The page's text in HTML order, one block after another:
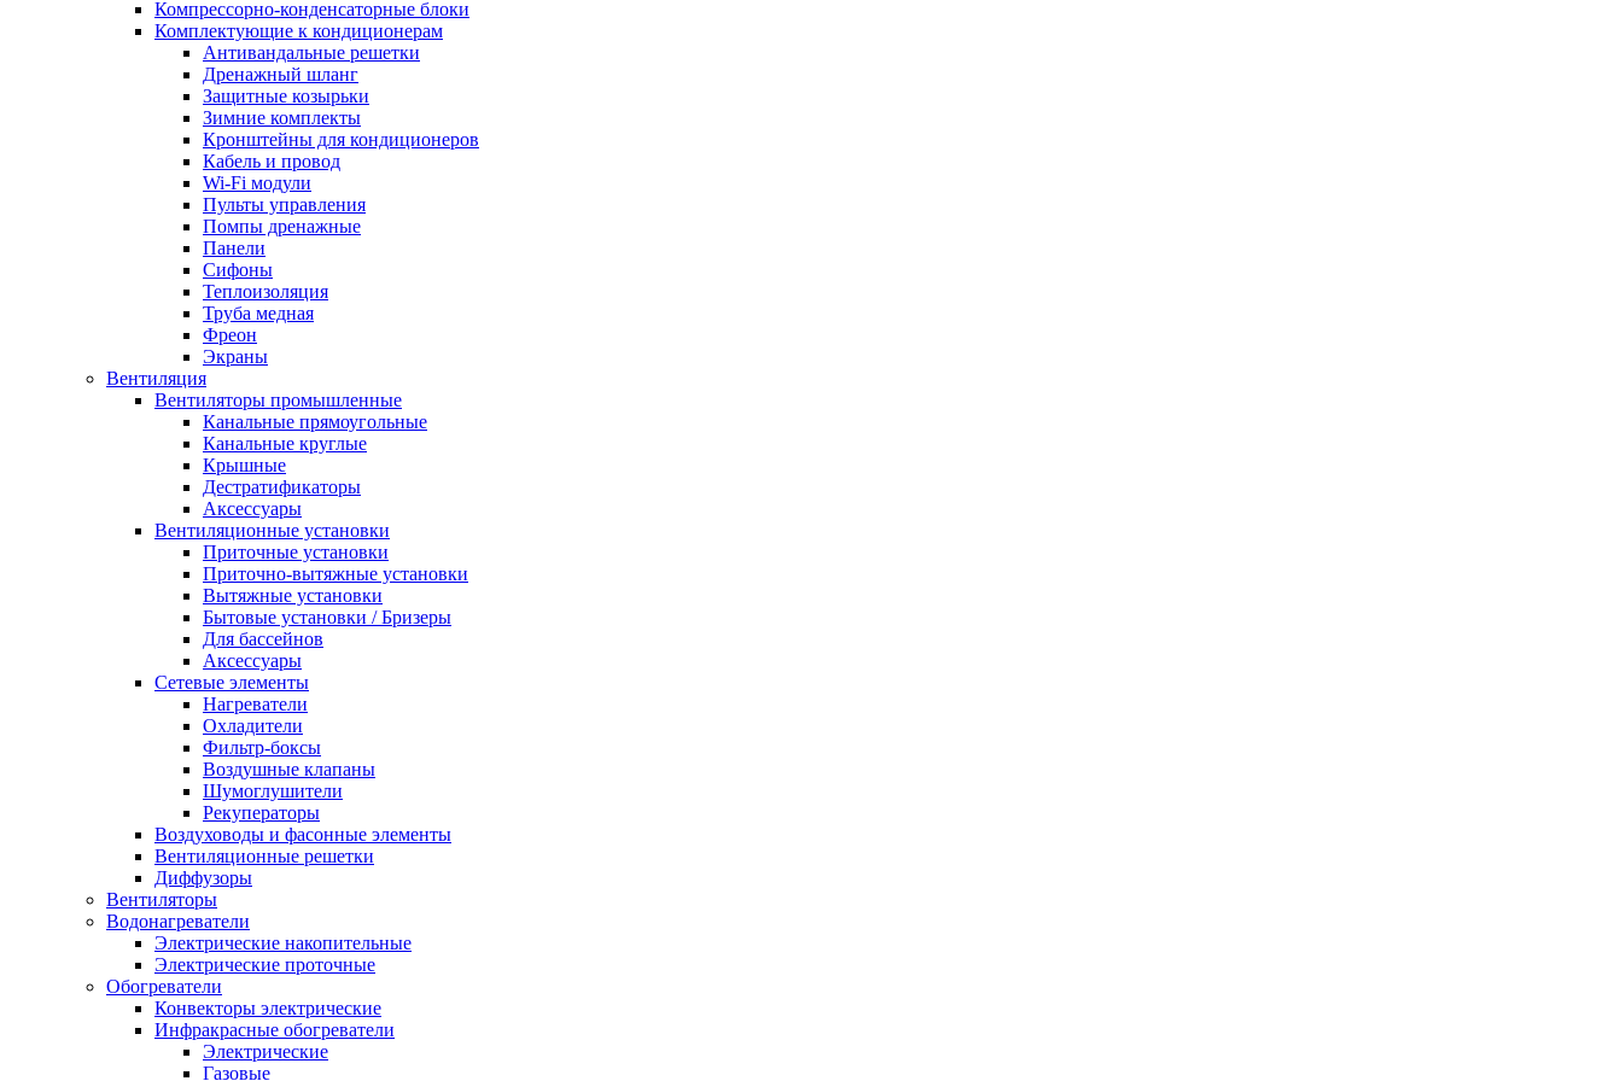
Компрессорно-конденсаторные блоки
Комплектующие к кондиционерам
Антивандальные решетки
Дренажный шланг
Защитные козырьки
Зимние комплекты
Кронштейны для кондиционеров
Кабель и провод
Wi-Fi модули
Пульты управления
Помпы дренажные
Панели
Сифоны
Теплоизоляция
Труба медная
Фреон
Экраны
Вентиляция
Вентиляторы промышленные
Канальные прямоугольные
Канальные круглые
Крышные
Дестратификаторы
Аксессуары
Вентиляционные установки
Приточные установки
Приточно-вытяжные установки
Вытяжные установки
Бытовые установки / Бризеры
Для бассейнов
Аксессуары
Сетевые элементы
Нагреватели
Охладители
Фильтр-боксы
Воздушные клапаны
Шумоглушители
Рекуператоры
Воздуховоды и фасонные элементы
Вентиляционные решетки
Диффузоры
Вентиляторы
Водонагреватели
Электрические накопительные
Электрические проточные
Обогреватели
Конвекторы электрические
Инфракрасные обогреватели
Электрические
Газовые